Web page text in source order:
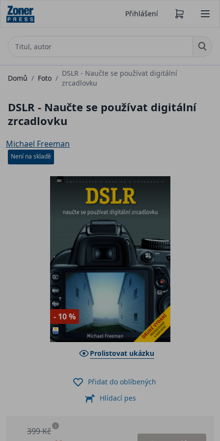
Přihlášení
Domů / Foto /
DSLR - Naučte se používat digitální
zrcadlovku
DSLR - Naučte se používat digitální
zrcadlovku
Michael Freeman
Není na skladě
- 10 %
Prolistovat ukázku
399 Kč i
Přidat do oblíbených
Hlídací pes